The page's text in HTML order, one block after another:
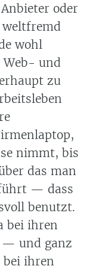
oder
weltfremd
wohl
Web- und
zu
nimmt, bis
das man
— dass
benutzt.
bei ihren
— und ganz
bei ihren